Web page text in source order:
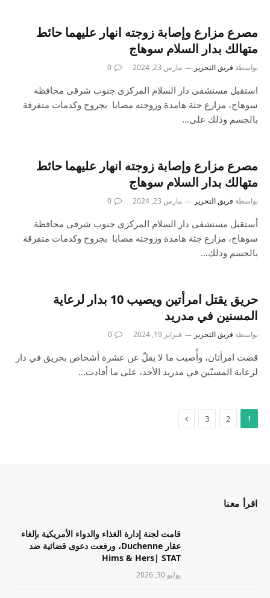
مصرع مزارع وإصابة زوجته انهار عليهما حائط
متهالك بدار السلام سوهاج
بواسطة فريق التحرير مارس 23, 2024 0
استقبل مستشفى دار السلام المركزى جنوب شرقى محافظة
سوهاج، مزارع جثة هامدة وزوجته مصابا بجروح وكدمات متفرقة
بالجسم وذلك على…
مصرع مزارع وإصابة زوجته انهار عليهما حائط
متهالك بدار السلام سوهاج
بواسطة فريق التحرير مارس 23, 2024 0
أستقبل مستشفى دار السلام المركزى جنوب شرقى محافظة
سوهاج، مزارع جثة هامدة وزوجته مصابا بجروح وكدمات متفرقة
بالجسم وذلك…
حريق يقتل امرأتين ويصيب 10 بدار لرعاية
المسنين في مدريد
بواسطة فريق التحرير فبراير 19, 2024 0
قضت امرأتان، وأُصيب ما لا يقلّ عن عشرة أشخاص بحريق في دار
لرعاية المسنّين في مدريد الأحد، على ما أفادت…
1
2
3
اقرأ معنا
قامت لجنة إدارة الغذاء والدواء الأمريكية بإلغاء
عقار Duchenne، ورفعت دعوى قضائية ضد
Hims & Hers| STAT
يوليو 30, 2026